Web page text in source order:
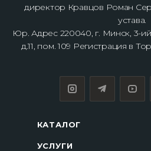
директор Кравцов Роман
устава.
Юр. Адрес 220040, г. Минск, 3-
д.11, пом. 109 Регистрация в
КАТАЛОГ
УСЛУГИ